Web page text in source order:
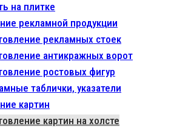
на плитке
рекламной продукции
рекламных стоек
антикражных ворот
ростовых фигур
таблички, указатели
картин
картин на холсте